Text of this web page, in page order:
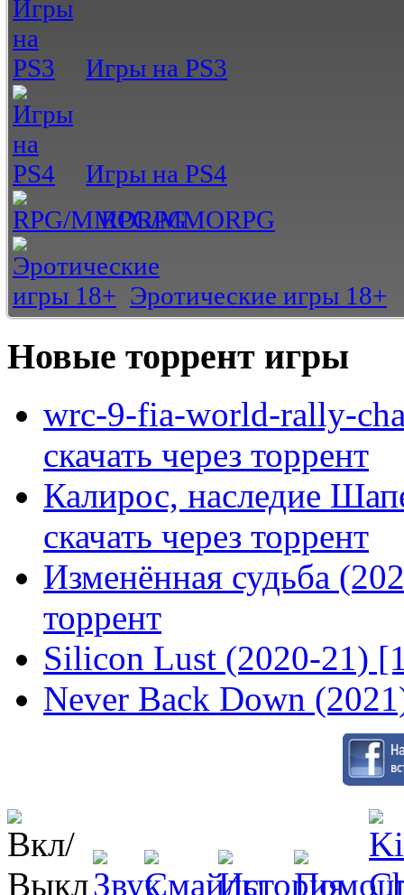
Игры на PS3
Игры на PS4
RPG/MMORPG
Эротические игры 18+
Новые торрент игры
wrc-9-fia-world-rally-
скачать через торрент
Калирос, наследие
скачать через торрент
Изменённая судьба
торрент
Silicon Lust (2020-21)
Never Back Down